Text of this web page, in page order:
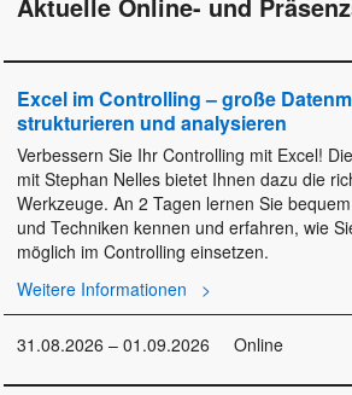
Aktuelle Online- und
Excel im Controlling – große
strukturieren und analysieren
Verbessern Sie Ihr Controlling mit Excel!
mit Stephan Nelles bietet Ihnen dazu die
Werkzeuge. An 2 Tagen lernen Sie
und Techniken kennen und erfahren, wie
möglich im Controlling einsetzen.
Weitere Informationen
31.08.2026 – 01.09.2026 Online